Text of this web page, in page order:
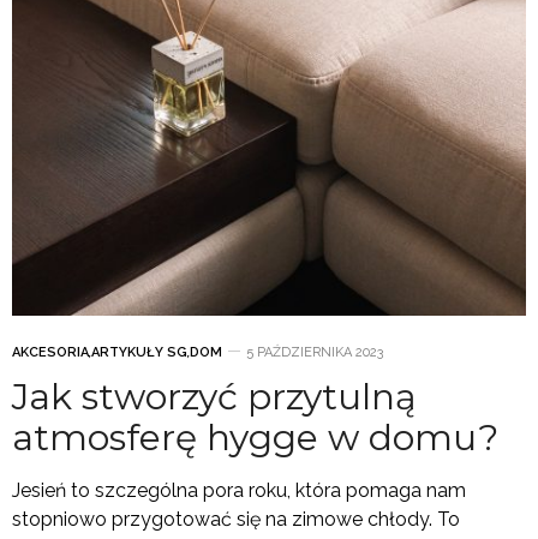
AKCESORIAARTYKUŁY SG DOM 5 PAŹDZIERNIKA 2023
Jak stworzyć przytulną
atmosferę hygge w domu?
Jesień to szczególna pora roku, która pomaga nam
stopniowo przygotować się na zimowe chłody. To